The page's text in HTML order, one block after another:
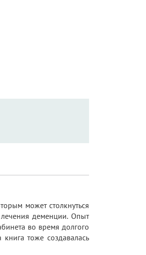
может столкнуться
деменции. Опыт
во время долгого
тоже создавалась